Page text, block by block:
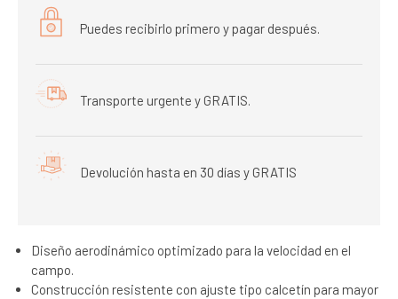
Puedes recibirlo primero y pagar después.
Transporte urgente y GRATIS.
Devolución hasta en 30 días y GRATIS
Diseño aerodinámico optimizado para la velocidad en el
campo.
Construcción resistente con ajuste tipo calcetín para mayor